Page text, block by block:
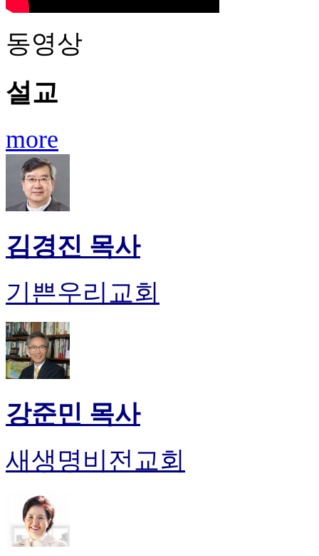
동영상
설교
more
김경진 목사
기쁜우리교회
강준민 목사
새생명비전교회